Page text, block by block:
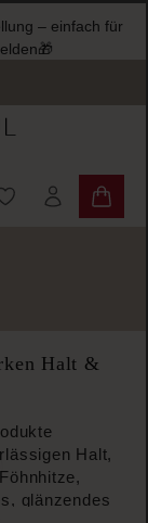
Sichere dir
Du hast 0
Halt &
Halt,
glänzendes